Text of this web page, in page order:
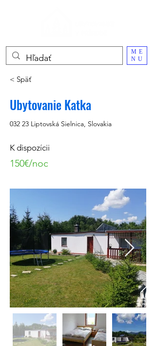
ME
NU
< Späť
Ubytovanie Katka
032 23 Liptovská Sielnica, Slovakia
K dispozícii
150€/noc